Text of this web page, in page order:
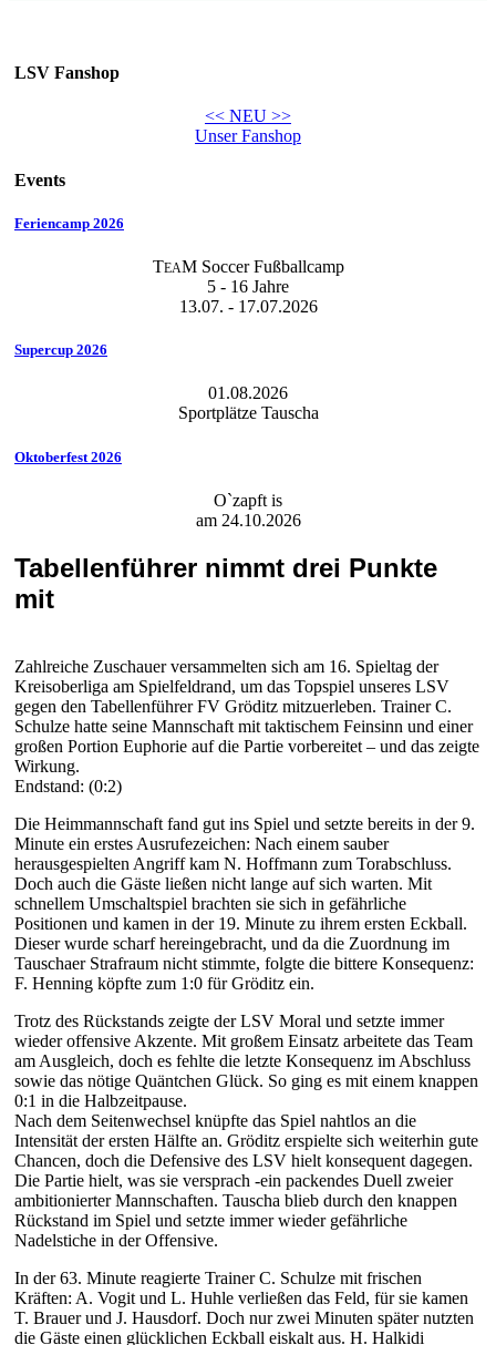
LSV Fanshop
<< NEU >>
Unser Fanshop
Events
Feriencamp 2026
TEAM Soccer Fußballcamp
5 - 16 Jahre
13.07. - 17.07.2026
Supercup 2026
01.08.2026
Sportplätze Tauscha
Oktoberfest 2026
O`zapft is
am 24.10.2026
Tabellenführer nimmt drei Punkte
mit
Zahlreiche Zuschauer versammelten sich am 16. Spieltag der
Kreisoberliga am Spielfeldrand, um das Topspiel unseres LSV
gegen den Tabellenführer FV Gröditz mitzuerleben. Trainer C.
Schulze hatte seine Mannschaft mit taktischem Feinsinn und einer
großen Portion Euphorie auf die Partie vorbereitet – und das zeigte
Wirkung.
Endstand: (0:2)
Die Heimmannschaft fand gut ins Spiel und setzte bereits in der 9.
Minute ein erstes Ausrufezeichen: Nach einem sauber
herausgespielten Angriff kam N. Hoffmann zum Torabschluss.
Doch auch die Gäste ließen nicht lange auf sich warten. Mit
schnellem Umschaltspiel brachten sie sich in gefährliche
Positionen und kamen in der 19. Minute zu ihrem ersten Eckball.
Dieser wurde scharf hereingebracht, und da die Zuordnung im
Tauschaer Strafraum nicht stimmte, folgte die bittere Konsequenz:
F. Henning köpfte zum 1:0 für Gröditz ein.
Trotz des Rückstands zeigte der LSV Moral und setzte immer
wieder offensive Akzente. Mit großem Einsatz arbeitete das Team
am Ausgleich, doch es fehlte die letzte Konsequenz im Abschluss
sowie das nötige Quäntchen Glück. So ging es mit einem knappen
0:1 in die Halbzeitpause.
Nach dem Seitenwechsel knüpfte das Spiel nahtlos an die
Intensität der ersten Hälfte an. Gröditz erspielte sich weiterhin gute
Chancen, doch die Defensive des LSV hielt konsequent dagegen.
Die Partie hielt, was sie versprach -ein packendes Duell zweier
ambitionierter Mannschaften. Tauscha blieb durch den knappen
Rückstand im Spiel und setzte immer wieder gefährliche
Nadelstiche in der Offensive.
In der 63. Minute reagierte Trainer C. Schulze mit frischen
Kräften: A. Vogit und L. Huhle verließen das Feld, für sie kamen
T. Brauer und J. Hausdorf. Doch nur zwei Minuten später nutzten
die Gäste einen glücklichen Eckball eiskalt aus. H. Halkidi